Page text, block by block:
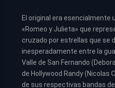
El original era esencialmente
«Romeo y Julieta» que
cruzado por estrellas que se
inesperadamente entre la
Valle de San Fernando
de Hollywood Randy (Nicolas
de sus respectivas bandas de